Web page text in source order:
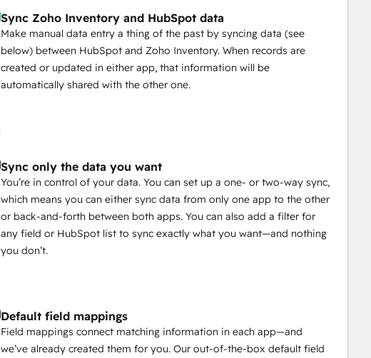
Sync Zoho Inventory and HubSpot data
Make manual data entry a thing of the past by syncing data (see
below) between HubSpot and Zoho Inventory. When records are
created or updated in either app, that information will be
automatically shared with the other one.
Sync only the data you want
You’re in control of your data. You can set up a one- or two-way sync,
which means you can either sync data from only one app to the other
or back-and-forth between both apps. You can also add a filter for
any field or HubSpot list to sync exactly what you want—and nothing
you don’t.
Default field mappings
Field mappings connect matching information in each app—and
we’ve already created them for you. Our out-of-the-box default field